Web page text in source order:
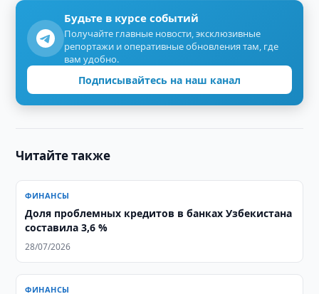
Будьте в курсе событий
Получайте главные новости, эксклюзивные
репортажи и оперативные обновления там, где
вам удобно.
Подписывайтесь на наш канал
Читайте также
ФИНАНСЫ
Доля проблемных кредитов в банках Узбекистана
составила 3,6 %
28/07/2026
ФИНАНСЫ